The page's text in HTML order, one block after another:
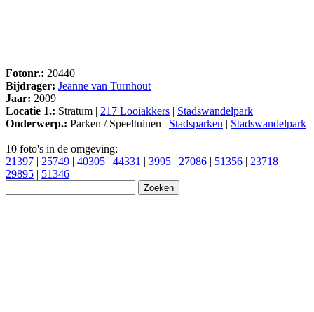
Fotonr.: 20440
Bijdrager: Jeanne van Turnhout
Jaar: 2009
Locatie 1.: Stratum | 217 Looiakkers | Stadswandelpark
Onderwerp.: Parken / Speeltuinen | Stadsparken | Stadswandelpark
10 foto's in de omgeving:
21397 | 25749 | 40305 | 44331 | 3995 | 27086 | 51356 | 23718 |
29895 | 51346